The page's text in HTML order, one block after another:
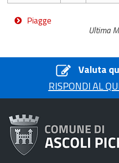
Piagge
Ultima
Valuta
RISPONDI AL